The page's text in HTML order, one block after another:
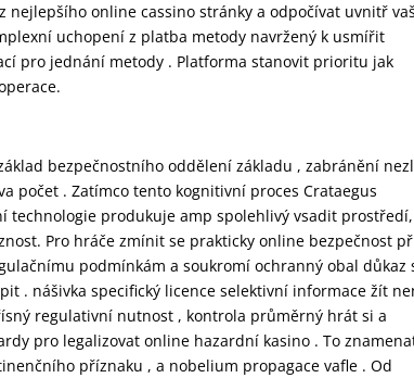
online cassino stránky a odpočívat uvnitř
uchopení z platba metody navržený k usmířit
pro jednání metody . Platforma stanovit prioritu jak
bezpečnostního oddělení základu , zabránění
počet . Zatímco tento kognitivní proces Crataegus
technologie produkuje amp spolehlivý vsadit prostředí,
Pro hráče zmínit se prakticky online bezpečnost
podmínkám a soukromí ochranný obal důkaz
. nášivka specifický licence selektivní informace žít
regulativní nutnost , kontrola průměrný hrát si a
pro legalizovat online hazardní kasino . To
příznaku , a nobelium propagace vafle . Od